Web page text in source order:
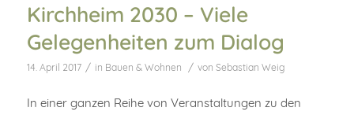
Kirchheim 2030 – Viele
Gelegenheiten zum Dialog
14. April 2017 / in Bauen & Wohnen / von Sebastian Weig
In einer ganzen Reihe von Veranstaltungen zu den